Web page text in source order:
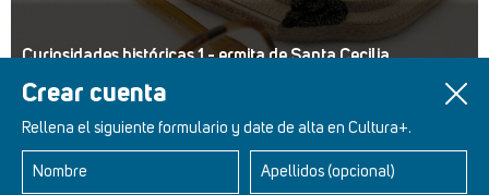
Crear cuenta
Rellena el siguiente formulario y date de alta en Cultura+.
Nombre Apellidos (opcional)
Curiosidades históricas 1 - ermita de Santa Cecilia
Retablos Renacentistas Este de León